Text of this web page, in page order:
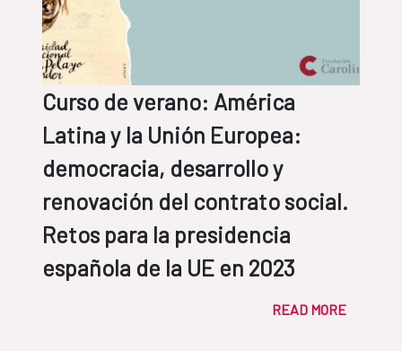
Curso de verano: América
Latina y la Unión Europea:
democracia, desarrollo y
renovación del contrato social.
Retos para la presidencia
española de la UE en 2023
READ MORE